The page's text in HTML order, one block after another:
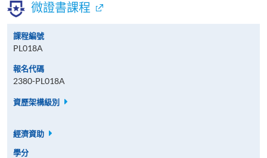
微證書課程
課程編號
PL018A
報名代碼
2380-PL018A
資歷架構級別
經濟資助
學分